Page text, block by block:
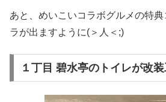
あと、めいこいコラボグルメの特
ラが出ますように(＞人＜;)
１丁目 碧水亭のトイレが改